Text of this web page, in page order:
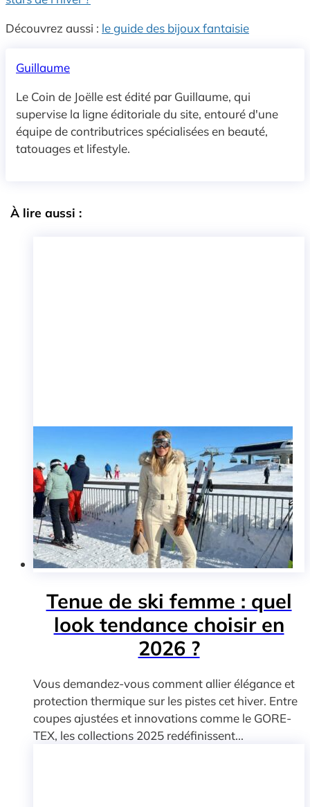
Découvrez aussi : le guide des bijoux fantaisie
Guillaume
Le Coin de Joëlle est édité par Guillaume, qui
supervise la ligne éditoriale du site, entouré d'une
équipe de contributrices spécialisées en beauté,
tatouages et lifestyle.
À lire aussi :
Tenue de ski femme : quel
look tendance choisir en
2026 ?
Vous demandez-vous comment allier élégance et
protection thermique sur les pistes cet hiver. Entre
coupes ajustées et innovations comme le GORE-
TEX, les collections 2025 redéfinissent...